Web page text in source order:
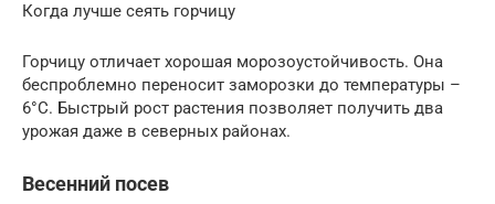
Когда лучше сеять горчицу
Горчицу отличает хорошая морозоустойчивость. Она
беспроблемно переносит заморозки до температуры –
6°C. Быстрый рост растения позволяет получить два
урожая даже в северных районах.
Весенний посев